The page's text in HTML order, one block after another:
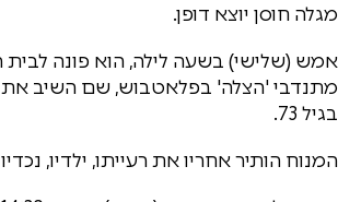
מגלה חוסן יוצא דופן.
אמש (שלישי) בשעה לילה, הוא פונה לבית
מתנדבי 'הצלה' בפלאטבוש, שם השיב את
בגיל 73.
המנוח הותיר אחריו את רעייתו, ילדיו,